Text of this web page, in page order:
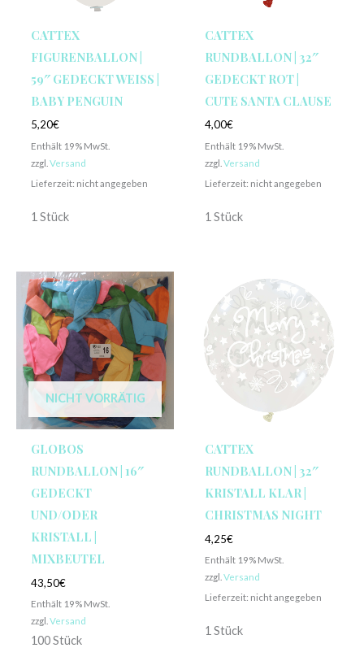
CATTEX
FIGURENBALLON |
59″ GEDECKT WEISS | B
ABY PENGUIN
5,20€
Enthält 19% MwSt.
zzgl. Versand
Lieferzeit: nicht angegeben
1 Stück
CATTEX
RUNDBALLON | 32″
GEDECKT ROT |
CUTE SANTA CLAUSE
4,00€
Enthält 19% MwSt.
zzgl. Versand
Lieferzeit: nicht angegeben
1 Stück
NICHT VORRÄTIG
GLOBOS
RUNDBALLON | 16″
GEDECKT
UND/ODER
KRISTALL |
MIXBEUTEL
43,50€
Enthält 19% MwSt.
zzgl. Versand
100 Stück
CATTEX
RUNDBALLON | 32″
KRISTALL KLAR |
CHRISTMAS NIGHT
4,25€
Enthält 19% MwSt.
zzgl. Versand
Lieferzeit: nicht angegeben
1 Stück